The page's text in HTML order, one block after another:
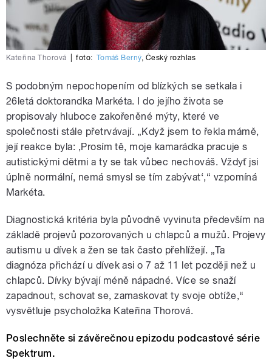
Kateřina Thorová foto: Tomáš Berný, Český rozhlas
S podobným nepochopením od blízkých se setkala i
26letá doktorandka Markéta. I do jejího života se
propisovaly hluboce zakořeněné mýty, které ve
společnosti stále přetrvávají. „Když jsem to řekla mámě,
její reakce byla: ‚Prosím tě, moje kamarádka pracuje s
autistickými dětmi a ty se tak vůbec nechováš. Vždyť jsi
úplně normální, nemá smysl se tím zabývat‘,“ vzpomíná
Markéta.
Diagnostická kritéria byla původně vyvinuta především na
základě projevů pozorovaných u chlapců a mužů. Projevy
autismu u dívek a žen se tak často přehlížejí. „Ta
diagnóza přichází u dívek asi o 7 až 11 let později než u
chlapců. Dívky bývají méně nápadné. Více se snaží
zapadnout, schovat se, zamaskovat ty svoje obtíže,“
vysvětluje psycholožka Kateřina Thorová.
Poslechněte si závěrečnou epizodu podcastové série
Spektrum.